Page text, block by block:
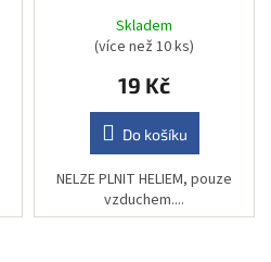
Skladem
(více než 10 ks)
19 Kč
Do košíku
NELZE PLNIT HELIEM, pouze
vzduchem....